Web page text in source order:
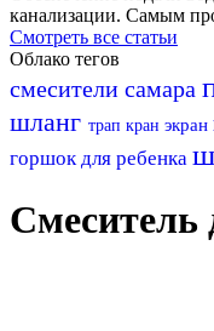
канализации. Самым
Смотреть все статьи
Облако тегов
смесители самара
шланг трап кран экран
горшок для ребенка